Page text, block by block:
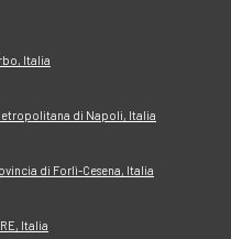
Italia
di Napoli, Italia
di Forlì-Cesena, Italia
Italia